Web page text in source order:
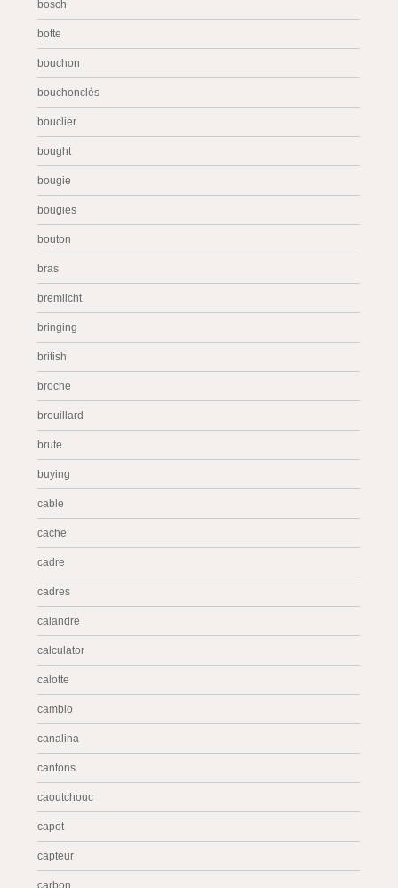
bosch
botte
bouchon
bouchonclés
bouclier
bought
bougie
bougies
bouton
bras
bremlicht
bringing
british
broche
brouillard
brute
buying
cable
cache
cadre
cadres
calandre
calculator
calotte
cambio
canalina
cantons
caoutchouc
capot
capteur
carbon